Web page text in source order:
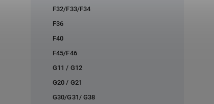
F32/F33/F34
F36
F40
F45/F46
G11 / G12
G20 / G21
G30/G31/ G38